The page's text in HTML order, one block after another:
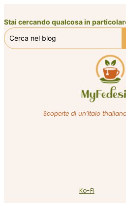
al
contenuto
Stai cercando qualcosa in
Scoperte di un’italo
Ko-Fi